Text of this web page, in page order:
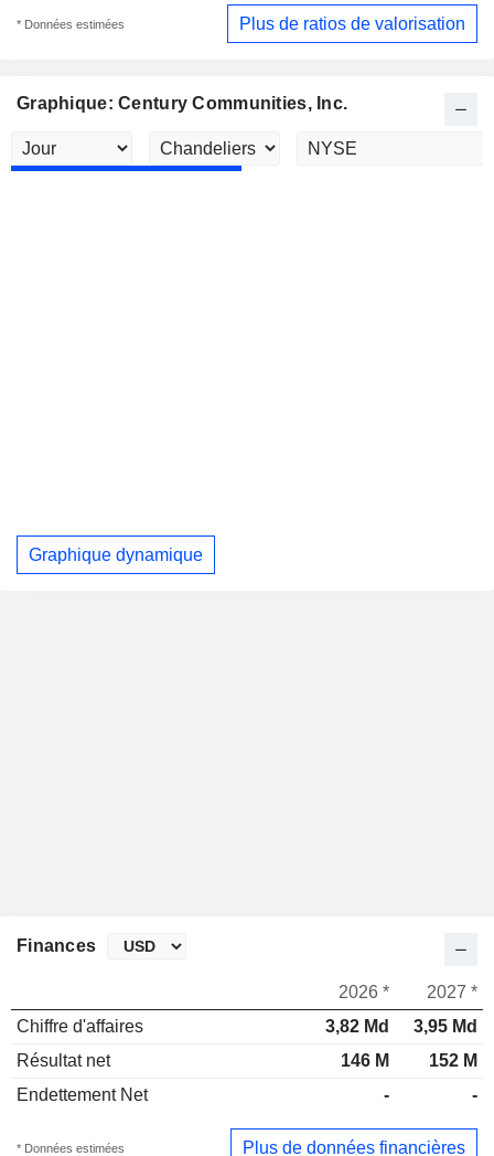
* Données estimées Plus de ratios de valorisation
Graphique: Century Communities, Inc.
Graphique dynamique
Finances
2026 *
2027 *
Chiffre d'affaires
3,82 Md
3,95 Md
Résultat net
146 M
152 M
Endettement Net
- -
* Données estimées Plus de données financières